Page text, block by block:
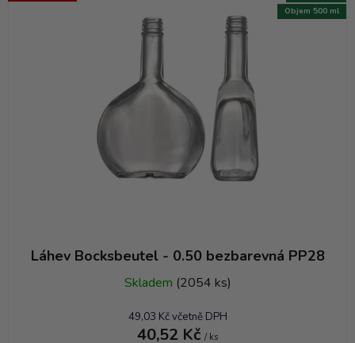
Láhev Bocksbeutel - 0.50 bezbarevná PP28
Skladem (2054 ks)
49,03 Kč včetně DPH
40,52 Kč / ks
Objem 500 ml